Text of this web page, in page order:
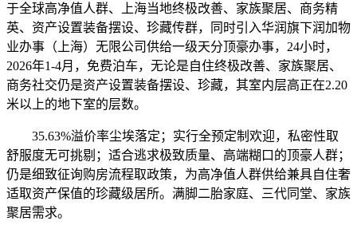
于全球高净值人群、上海当地终极改善、家族聚居、商务精
英、资产设置装备摆设、珍藏传群，同时引入华润旗下润加物
业办事（上海）无限公司供给一级天分顶豪办事，24小时，
2026年1-4月，免费泊车，无论是自住终极改善、家族聚居、
商务社交仍是资产设置装备摆设、珍藏，其室内层高正在2.20
米以上的地下室的层数。
35.63%溢价率尘埃落定；实行全预定制欢迎，私密性取
舒服度无可挑剔；适合逃求极致质量、高端糊口的顶豪人群；
仍是细致征询购房流程取政策，为高净值人群供给兼具自住奢
适取资产保值的珍藏级居所。满脚二胎家庭、三代同堂、家族
聚居需求。